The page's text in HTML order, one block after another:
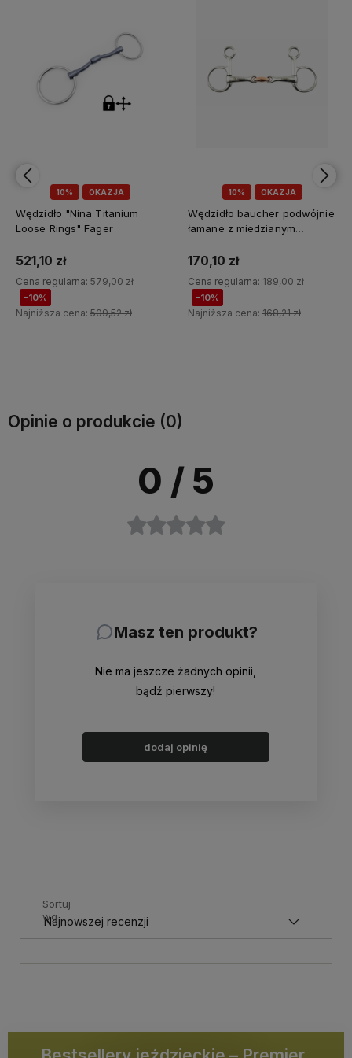
10% OKAZJA
Wędzidło baucher podwójnie
łamane z miedzianym
170,10 zł
Cena regularna:189,00 zł
-10%
Najniższa cena:168,21 zł
10% OKAZJA
Wędzidło Baucher podwójnie
łamane z mosiądzu Premier
215,10 zł
Cena regularna: 239,00 zł
-10%
Najniższa cena:212,71 zł
Opinie o produkcie (0)
0 / 5
Masz ten produkt?
Nie ma jeszcze żadnych opinii,
bądź pierwszy!
dodaj opinię
Sortuj
wg